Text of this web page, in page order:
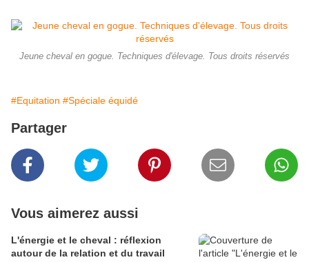
Jeune cheval en gogue. Techniques d'élevage. Tous droits réservés
#Equitation #Spéciale équidé
Partager
Vous aimerez aussi
L'énergie et le cheval : réflexion
autour de la relation et du travail